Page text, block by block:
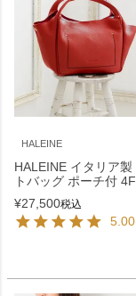
HALEINE
HALEINE イタリア製
トバッグ ポーチ付
¥27,500税込
5.00